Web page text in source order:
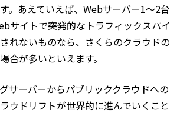
。あえていえば、Webサーバー1～2台
サイトで突発的なトラフィックスパイ
れないものなら、さくらのクラウドの
合が多いといえます。
サーバーからパブリッククラウドへの
ウドリフトが世界的に進んでいくこと